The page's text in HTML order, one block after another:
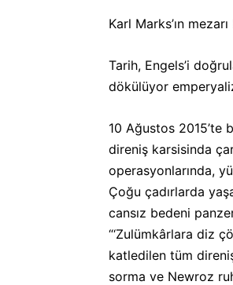
Karl Marks’ın
Tarih, Engels’i
dökülüyor
10 Ağustos 2015’te
direniş karsisinda
operasyonlarında,
Çoğu çadırlarda
cansız bedeni
“‘Zulümkârlara diz
katledilen tüm
sorma ve Newroz